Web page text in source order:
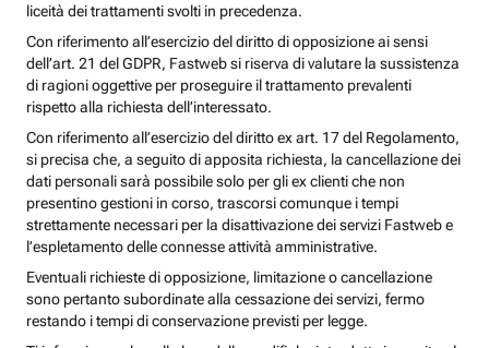
liceità dei trattamenti svolti in precedenza.
Con riferimento all’esercizio del diritto di opposizione ai sensi
dell’art. 21 del GDPR, Fastweb si riserva di valutare la sussistenza
di ragioni oggettive per proseguire il trattamento prevalenti
rispetto alla richiesta dell’interessato.
Con riferimento all’esercizio del diritto ex art. 17 del Regolamento,
si precisa che, a seguito di apposita richiesta, la cancellazione dei
dati personali sarà possibile solo per gli ex clienti che non
presentino gestioni in corso, trascorsi comunque i tempi
strettamente necessari per la disattivazione dei servizi Fastweb e
l’espletamento delle connesse attività amministrative.
Eventuali richieste di opposizione, limitazione o cancellazione
sono pertanto subordinate alla cessazione dei servizi, fermo
restando i tempi di conservazione previsti per legge.